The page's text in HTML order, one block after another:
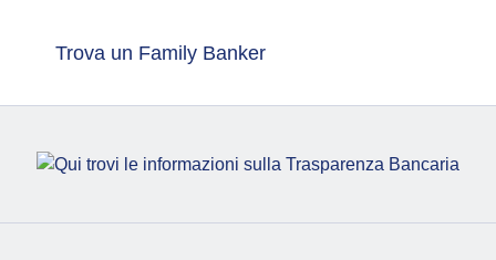
Trova un Family Banker